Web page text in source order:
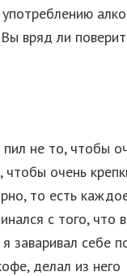
вряд ли
не то, чтобы
чтобы очень
то есть
с того, что
заваривал себе
делал из него